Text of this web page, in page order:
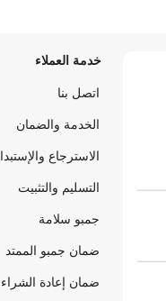
خدمة العملاء
اتصل بنا
الخدمة والضمان
الاسترجاع
التسليم والتثبيت
جمبو سلامة
ضمان جمبو الممتد
ضمان إعادة